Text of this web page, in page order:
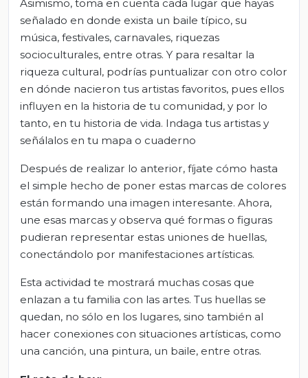
Asimismo, toma en cuenta cada lugar que hayas
señalado en donde exista un baile típico, su
música, festivales, carnavales, riquezas
socioculturales, entre otras. Y para resaltar la
riqueza cultural, podrías puntualizar con otro color
en dónde nacieron tus artistas favoritos, pues ellos
influyen en la historia de tu comunidad, y por lo
tanto, en tu historia de vida. Indaga tus artistas y
señálalos en tu mapa o cuaderno
Después de realizar lo anterior, fíjate cómo hasta
el simple hecho de poner estas marcas de colores
están formando una imagen interesante. Ahora,
une esas marcas y observa qué formas o figuras
pudieran representar estas uniones de huellas,
conectándolo por manifestaciones artísticas.
Esta actividad te mostrará muchas cosas que
enlazan a tu familia con las artes. Tus huellas se
quedan, no sólo en los lugares, sino también al
hacer conexiones con situaciones artísticas, como
una canción, una pintura, un baile, entre otras.